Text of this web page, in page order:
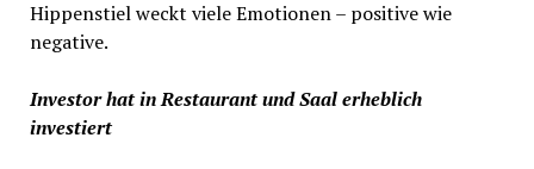
Hippenstiel weckt viele Emotionen – positive wie
negative.
Investor hat in Restaurant und Saal erheblich
investiert